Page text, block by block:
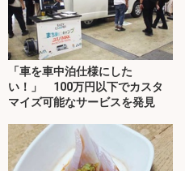
「車を車中泊仕様にした
い！」 100万円以下でカスタ
マイズ可能なサービスを発見